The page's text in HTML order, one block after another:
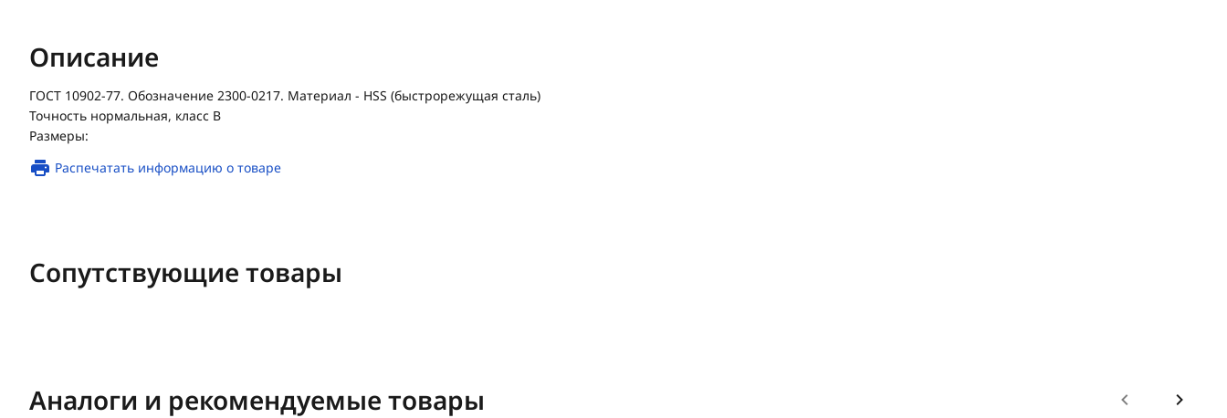
Описание
ГОСТ 10902-77. Обозначение 2300-0217. Материал - HSS (быстрорежущая сталь)
Точность нормальная, класс В
Размеры:
Распечатать информацию о товаре
Сопутствующие товары
Аналоги и рекомендуемые товары